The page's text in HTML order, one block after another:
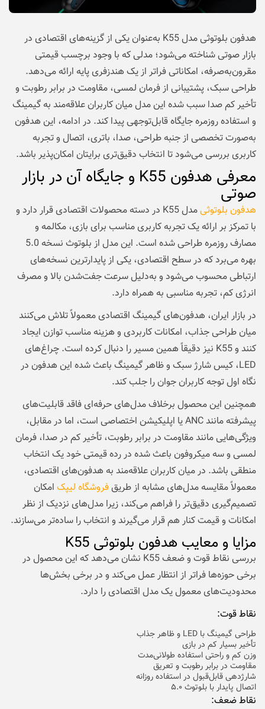
هدفون بلوتوثی مدل K55 به‌عنوان یکی از گزینه‌های اقتصادی در
بازار صوتی شناخته می‌شود؛ مدلی که با وجود برچسب قیمتی
مقرون‌به‌صرفه، امکاناتی فراتر از یک هندزفری پایه ارائه می‌دهد.
طراحی سبک، پشتیبانی از فرمان لمسی، مقاومت در برابر رطوبت و
تأخیر کم صدا سبب شده این مدل میان کاربران علاقه‌مند به گیمینگ
و استفاده روزمره جایگاه قابل‌توجهی پیدا کند. در ادامه، این هدفون
به‌صورت تخصصی از جنبه طراحی، صدا، باتری، اتصال و تجربه
کاربری بررسی می‌شود تا انتخاب دقیق‌تری برایتان امکان‌پذیر باشد.
معرفی هدفون K55 و جایگاه آن در بازار
صوتی
هدفون بلوتوثی
مدل K55 در دسته محصولات اقتصادی قرار دارد و
با تمرکز بر ارائه یک تجربه کاربری مناسب برای بازی، مکالمه و
مصارف روزمره طراحی شده است. این مدل از بلوتوث نسخه 5.0
بهره می‌برد که در سطح اقتصادی، یکی از پایدارترین نسخه‌های
ارتباطی محسوب می‌شود و به‌دلیل سرعت جفت‌شدن بالا و مصرف
انرژی کم، تجربه مناسبی به همراه دارد.
در بازار ایران، هدفون‌های گیمینگ اقتصادی معمولاً تلاش می‌کنند
میان طراحی جذاب، امکانات کاربردی و هزینه مناسب توازن ایجاد
کنند و K55 نیز دقیقاً همین مسیر را دنبال کرده است. چراغ‌های
LED، کیس شارژ سبک و ظاهر گیمینگ باعث شده این هدفون در
نگاه اول توجه کاربران جوان را جلب کند.
همچنین این محصول برخلاف مدل‌های حرفه‌ای فاقد قابلیت‌های
پیشرفته مانند ANC یا اپلیکیشن اختصاصی است، اما در مقابل،
ویژگی‌هایی مانند مقاومت در برابر رطوبت، تأخیر کم در صدا، فرمان
لمسی و سه میکروفون باعث شده در رده قیمتی خود یک انتخاب
منطقی باشد. در میان کاربران علاقه‌مند به هدفون‌های اقتصادی،
معمولاً مقایسه مدل‌های مشابه از طریقفروشگاه لیپک امکان
تصمیم‌گیری دقیق‌تر را فراهم می‌کند، زیرا مدل‌های نزدیک از نظر
امکانات و قیمت کنار هم قرار می‌گیرند و انتخاب را ساده‌تر می‌سازند.
مزایا و معایب هدفون بلوتوثی K55
بررسی نقاط قوت و ضعف K55 نشان می‌دهد که این محصول در
برخی حوزه‌ها فراتر از انتظار عمل می‌کند و در برخی بخش‌ها
محدودیت‌های معمول یک مدل اقتصادی را دارد.
نقاط قوت:
طراحی گیمینگ با LED و ظاهر جذاب
تأخیر بسیار کم در بازی
وزن کم و راحتی استفاده طولانی‌مدت
مقاومت در برابر رطوبت و تعریق
شارژدهی قابل‌قبول در استفاده روزانه
اتصال پایدار با بلوتوث ۵.۰
نقاط ضعف: